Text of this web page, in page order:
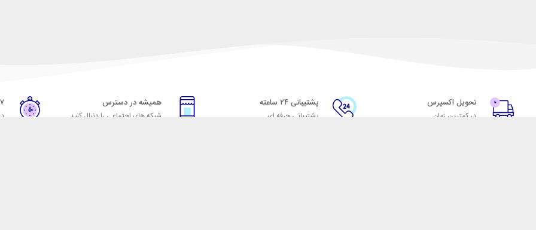
تحویل اکسپرس
در کمترین زمان
پشتیبانی ۲۴ ساعته
پشتیبانی حرفه ای
همیشه در دسترس
شبکه های اجتماعی را دنبال کنید
۷ روز ضمانت بازگشت